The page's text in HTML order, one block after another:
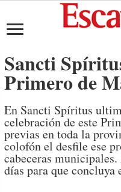
Sancti
Primero de
En Sancti Spíritus
celebración de este
previas en toda la
colofón el desfile ese
cabeceras
días para que